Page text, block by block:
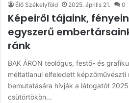
Élő Székelyföld 2025. április 21. 0
Képeiről tájaink,
egyszerű
ránk
BAK ÁRON teológus, festő- és
méltatlanul elfeledett képzőművészti
bemutatására hívják a látogatót
csütörtökön…